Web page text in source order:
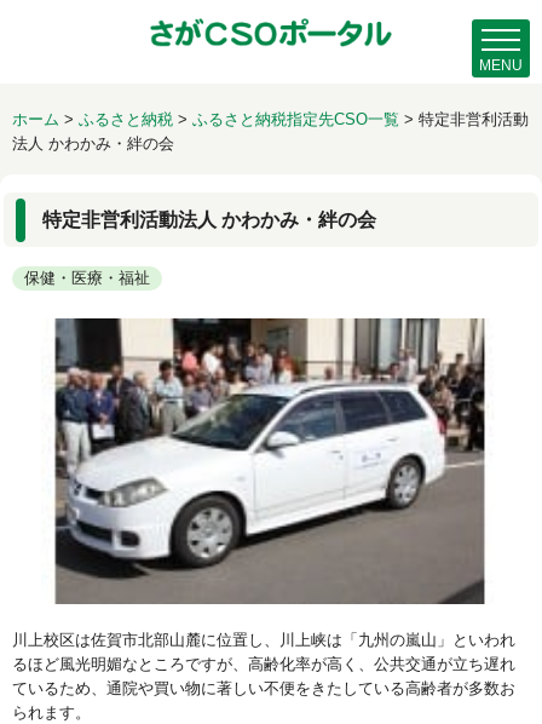
ホーム > ふるさと納税 > ふるさと納税指定先CSO一覧 > 特定非営利活動
法人 かわかみ・絆の会
特定非営利活動法人 かわかみ・絆の会
保健・医療・福祉
川上校区は佐賀市北部山麓に位置し、川上峡は「九州の嵐山」といわれ
るほど風光明媚なところですが、高齢化率が高く、公共交通が立ち遅れ
ているため、通院や買い物に著しい不便をきたしている高齢者が多数お
られます。
MENU